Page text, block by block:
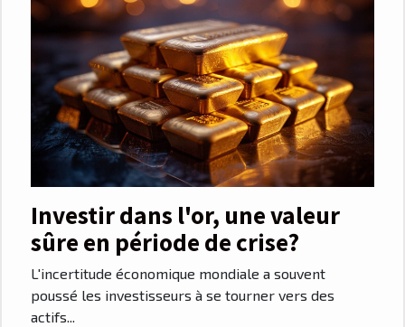
Investir dans l'or, une valeur
sûre en période de crise?
L'incertitude économique mondiale a souvent
poussé les investisseurs à se tourner vers des
actifs...